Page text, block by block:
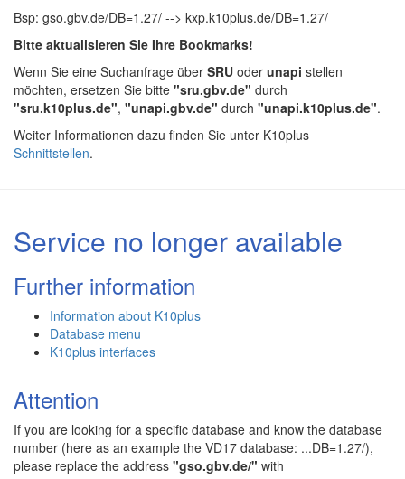
Bsp: gso.gbv.de/DB=1.27/ --> kxp.k10plus.de/DB=1.27/
Bitte aktualisieren Sie Ihre Bookmarks!
Wenn Sie eine Suchanfrage über SRU oder unapi stellen
möchten, ersetzen Sie bitte "sru.gbv.de" durch
"sru.k10plus.de", "unapi.gbv.de" durch "unapi.k10plus.de".
Weiter Informationen dazu finden Sie unter K10plus
Schnittstellen.
Service no longer available
Further information
Information about K10plus
Database menu
K10plus interfaces
Attention
If you are looking for a specific database and know the database
number (here as an example the VD17 database: ...DB=1.27/),
please replace the address "gso.gbv.de/" with